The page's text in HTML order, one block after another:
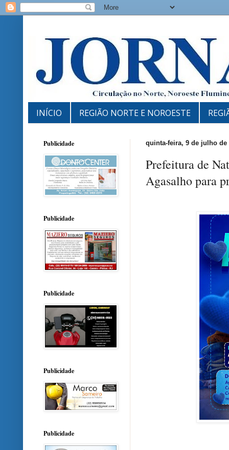
INÍCIO REGIÃO NORTE E NOROESTE
quinta-feira, 9 de julho de
Prefeitura de
Agasalho para
Publicidade
Publicidade
Publicidade
Publicidade
Publicidade